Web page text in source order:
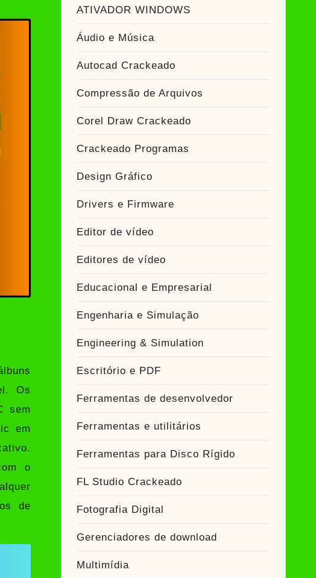
| Ativador Crackeado
| Ativador Crackeado
Os
sem
em
o
de
ATIVADOR WINDOWS
Áudio e Música
Autocad Crackeado
Compressão de Arquivos
Corel Draw Crackeado
Crackeado Programas
Design Gráfico
Drivers e Firmware
Editor de vídeo
Editores de vídeo
Educacional e Empresarial
Engenharia e Simulação
Engineering & Simulation
Escritório e PDF
Ferramentas de desenvolvedor
Ferramentas e utilitários
Ferramentas para Disco Rígido
FL Studio Crackeado
Fotografia Digital
Gerenciadores de download
Multimídia